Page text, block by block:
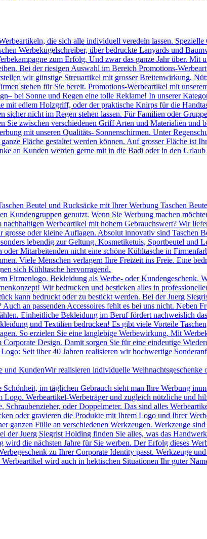
die sich alle individuell veredeln lassen.
Werbekugelschreiber, über bedruckte Lanyards und
zum Erfolg. Und zwar das ganze Jahr über.
Bei der riesigen Auswahl im Bereich Promotions-
wir günstige Streuartikel mit grosser Breitenwirkung.
stehen für Sie bereit. Promotions-Werbeartikel mit
bei Sonne und Regen eine tolle Reklame! In unserer
mit edlem Holzgriff, oder der praktische Knirps für die
sicher nicht im Regen stehen lassen. Für Familien oder
Sie zwischen verschiedenen Griff Arten und Materialien
mit unseren Qualitäts- Sonnenschirmen. Unter
Fläche gestaltet werden können. Auf grosser Fläche ist
an Kunden werden gerne mit in die Badi oder in den
Beutel und Rucksäcke mit Ihrer Werbung Taschen
Kundengruppen genutzt. Wenn Sie Werbung machen
Werbeartikel mit hohem Gebrauchswert? Wir
oder kleine Auflagen. Absolut innovativ sind
lebendig zur Geltung. Kosmetiketuis, Sportbeutel und
oder Mitarbeitenden nicht eine schöne Kühltasche in
Viele Menschen verlagern Ihre Freizeit ins Freie. Eine
sich Kühltasche hervorragend.
Firmenlogo. Bekleidung als Werbe- oder
Wir bedrucken und besticken alles in
kann bedruckt oder zu bestickt werden. Bei der Juerg
an passenden Accessoires fehlt es bei uns nicht.
Einheitliche Bekleidung im Beruf fördert nachweislich
und Textilien bedrucken! Es gibt viele Vorteile
So erzielen Sie eine langlebige Werbewirkung. Mit
Design. Damit sorgen Sie für eine eindeutige
Seit über 40 Jahren realisieren wir hochwertige
und KundenWir realisieren individuelle
im täglichen Gebrauch sieht man Ihre Werbung
Logo. Werbeartikel-Werbeträger und zugleich nützliche und
Schraubenzieher, oder Doppelmeter. Das sind alles
oder gravieren die Produkte mit Ihrem Logo und Ihrer
ganzen Fülle an verschiedenen Werkzeugen. Werkzeuge
der Juerg Siegrist Holding finden Sie alles, was das
wird die nächsten Jahre für Sie werben. Der Erfolg dieses
zu Ihrer Corporate Identity passt. Werkzeuge
wird auch in hektischen Situationen Ihr guter